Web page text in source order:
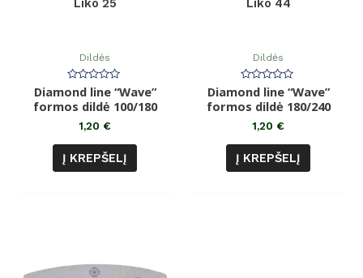
Dildės
Įvertinimas:
0
iš
Diamond line “Wave”
formos dildė 100/180
1,20 €
Į KREPŠELĮ
Dildės
Įvertinimas:
0
iš
Diamond line “Wave”
formos dildė 180/240
1,20 €
Į KREPŠELĮ